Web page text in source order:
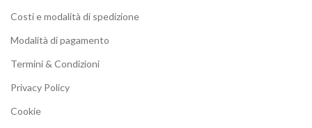
Costi e modalità di spedizione
Modalità di pagamento
Termini & Condizioni
Privacy Policy
Cookie